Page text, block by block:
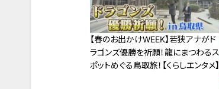
【春のお出かけWEEK】若狭アナがド
ラゴンズ優勝を祈願！龍にまつわるス
ポットめぐる鳥取旅！【くらしエンタメ】